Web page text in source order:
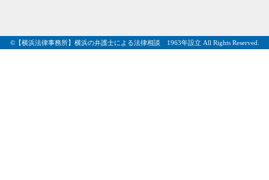
©【横浜法律事務所】横浜の弁護士による法律相談 1963年設立 All Rights Reserved.